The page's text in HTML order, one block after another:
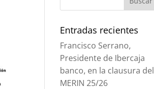
Entradas recientes
Francisco Serrano,
Presidente de Ibercaja
banco, en la clausura del
MERIN 25/26